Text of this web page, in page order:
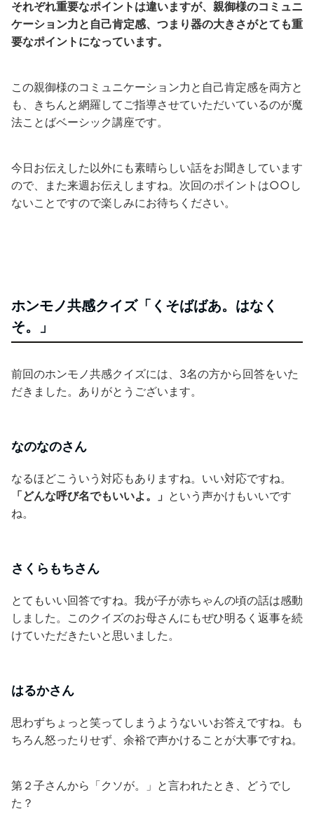
それぞれ重要なポイントは違いますが、親御様のコミュニ
ケーション力と自己肯定感、つまり器の大きさがとても重
要なポイントになっています。
この親御様のコミュニケーション力と自己肯定感を両方と
も、きちんと網羅してご指導させていただいているのが魔
法ことばベーシック講座です。
今日お伝えした以外にも素晴らしい話をお聞きしています
ので、また来週お伝えしますね。次回のポイントは○○し
ないことですので楽しみにお待ちください。
ホンモノ共感クイズ「くそばばあ。はなく
そ。」
前回のホンモノ共感クイズには、3名の方から回答をいた
だきました。ありがとうございます。
なのなのさん
なるほどこういう対応もありますね。いい対応ですね。
「どんな呼び名でもいいよ。」 という声かけもいいです
ね。
さくらもちさん
とてもいい回答ですね。我が子が赤ちゃんの頃の話は感動
しました。このクイズのお母さんにもぜひ明るく返事を続
けていただきたいと思いました。
はるかさん
思わずちょっと笑ってしまうようないいお答えですね。も
ちろん怒ったりせず、余裕で声かけることが大事ですね。
第２子さんから「クソが。」と言われたとき、どうでし
た？